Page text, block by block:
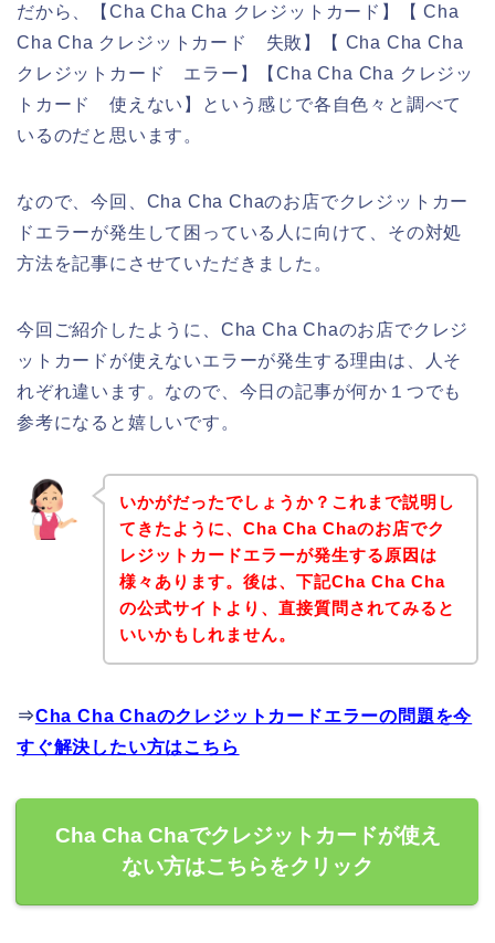
だから、【Cha Cha Cha クレジットカード】【 Cha
Cha Cha クレジットカード 失敗】【 Cha Cha Cha
クレジットカード エラー】【Cha Cha Cha クレジッ
トカード 使えない】という感じで各自色々と調べて
いるのだと思います。
なので、今回、Cha Cha Chaのお店でクレジットカー
ドエラーが発生して困っている人に向けて、その対処
方法を記事にさせていただきました。
今回ご紹介したように、Cha Cha Chaのお店でクレジ
ットカードが使えないエラーが発生する理由は、人そ
れぞれ違います。なので、今日の記事が何か１つでも
参考になると嬉しいです。
いかがだったでしょうか？これまで説明し
てきたように、Cha Cha Chaのお店でク
レジットカードエラーが発生する原因は
様々あります。後は、下記Cha Cha Cha
の公式サイトより、直接質問されてみると
いいかもしれません。
⇒Cha Cha Chaのクレジットカードエラーの問題を今
すぐ解決したい方はこちら
Cha Cha Chaでクレジットカードが使え
ない方はこちらをクリック